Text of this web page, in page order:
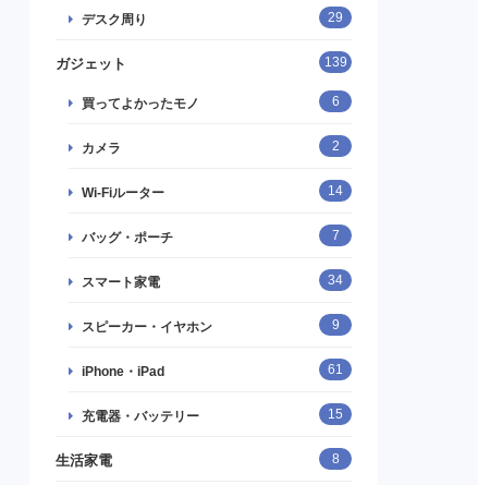
デスク周り 29
ガジェット 139
買ってよかったモノ 6
カメラ 2
Wi-Fiルーター 14
バッグ・ポーチ 7
スマート家電 34
スピーカー・イヤホン 9
iPhone・iPad 61
充電器・バッテリー 15
生活家電 8